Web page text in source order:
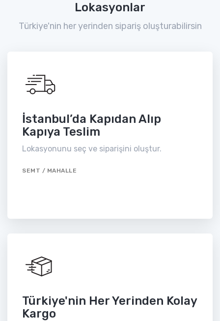
Lokasyonlar
Türkiye'nin her yerinden sipariş oluşturabilirsin
İstanbul’da Kapıdan Alıp
Kapıya Teslim
Lokasyonunu seç ve siparişini oluştur.
SEMT / MAHALLE
Türkiye'nin Her Yerinden Kolay
Kargo